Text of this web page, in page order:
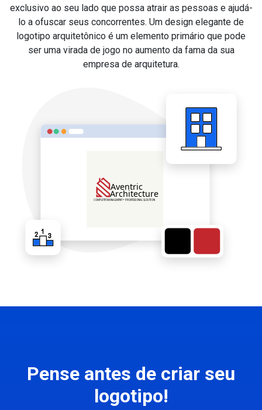
exclusivo ao seu lado que possa atrair as pessoas e ajudá-
lo a ofuscar seus concorrentes. Um design elegante de
logotipo arquitetônico é um elemento primário que pode
ser uma virada de jogo no aumento da fama da sua
empresa de arquitetura.
Pense antes de criar seu
logotipo!